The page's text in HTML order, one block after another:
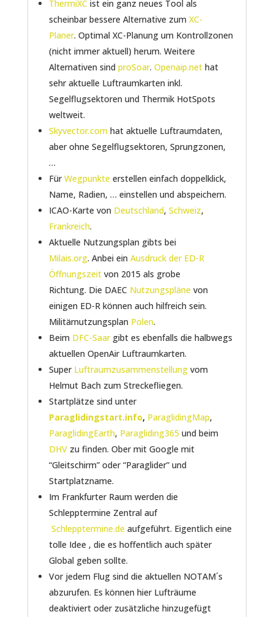
ThermiXC ist ein ganz neues Tool als
scheinbar bessere Alternative zum XC-
Planer. Optimal XC-Planung um Kontrollzonen
(nicht immer aktuell) herum. Weitere
Alternativen sind proSoar. Openaip.nethat
sehr aktuelle Luftraumkarten inkl.
Segelflugsektoren und Thermik HotSpots
weltweit.
Skyvector.comhat aktuelle Luftraumdaten,
aber ohne Segelflugsektoren, Sprungzonen,
…
FürWegpunkte erstellen einfach doppelklick,
Name, Radien, … einstellen und abspeichern.
ICAO-Karte von Deutschland, Schweiz,
Frankreich.
Aktuelle Nutzungsplan gibts bei
Milais.org. Anbei ein Ausdruck der ED-R
Öffnungszeitvon 2015 als grobe
Richtung. Die DAEC Nutzungspläne von
einigen ED-R können auch hilfreich sein.
Militärnutzungsplan Polen.
Beim DFC-Saar gibt es ebenfalls die halbwegs
aktuellen OpenAir Luftraumkarten.
Super Luftraumzusammenstellungvom
Helmut Bach zum Streckefliegen.
Startplätze sind unter
Paraglidingstart.info, ParaglidingMap,
ParaglidingEarth, Paragliding365 und beim
DHVzu finden. Ober mit Google mit
“Gleitschirm” oder “Paraglider” und
Startplatzname.
Im Frankfurter Raum werden die
Schlepptermine Zentral auf
Schlepptermine.de aufgeführt. Eigentlich eine
tolle Idee , die es hoffentlich auch später
Global geben sollte.
Vor jedem Flug sind die aktuellen NOTAM´s
abzurufen. Es können hier Lufträume
deaktiviert oder zusätzliche hinzugefügt